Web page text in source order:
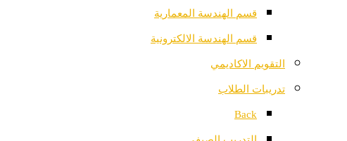
قسم الهندسة المعمارية
قسم الهندسة الالكترونية
التقويم الاكاديمي
تدريبات الطلاب
Back